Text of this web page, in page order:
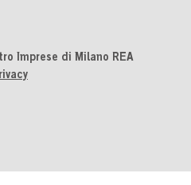
Imprese di Milano REA